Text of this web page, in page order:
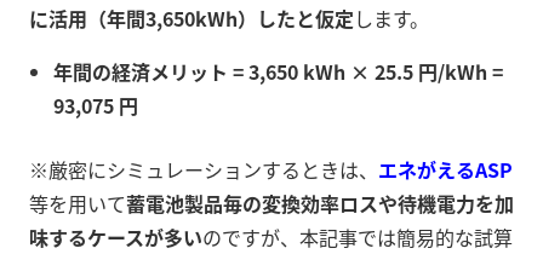
に活用（年間3,650kWh）したと仮定します。
年間の経済メリット = 3,650 kWh × 25.5 円/kWh =
93,075 円
※厳密にシミュレーションするときは、 エネがえるASP
等を用いて蓄電池製品毎の変換効率ロスや待機電力を加
味するケースが多いのですが、本記事では簡易的な試算